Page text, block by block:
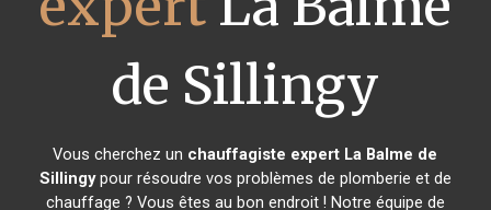
de Sillingy
Vous cherchez un chauffagiste expert La Balme de
Sillingypour résoudre vos problèmes de plomberie et de
chauffage ? Vous êtes au bon endroit ! Notre équipe de